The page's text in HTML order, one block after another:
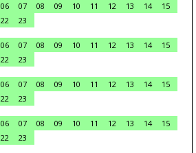
06 07 08 09 10 11 12 13 14
15
22
23
06 07 08 09 10 11 12 13 14
15
22
23
06 07 08 09 10 11 12 13 14
15
22
23
06 07 08 09 10 11 12 13 14
15
22
23